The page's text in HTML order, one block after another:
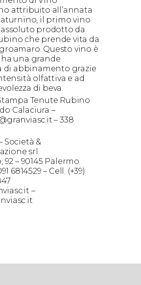
attribuito all’annata
il primo vino
prodotto da
che prende vita da
Questo vino è
una grande
di abbinamento grazie
olfattiva e ad
di beva.
Tenute Rubino
Calaciura –
– 338
Società &
srl
92 – 90145 Palermo
6814529 – Cell. (+39)
–